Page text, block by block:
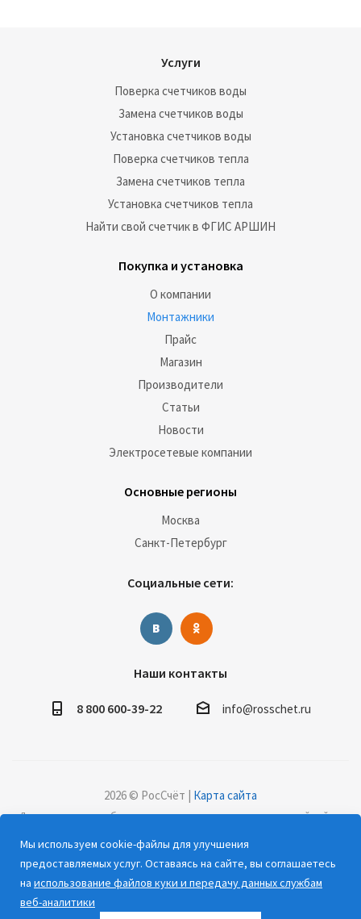
Услуги
Поверка счетчиков воды
Замена счетчиков воды
Установка счетчиков воды
Поверка счетчиков тепла
Замена счетчиков тепла
Установка счетчиков тепла
Найти свой счетчик в ФГИС АРШИН
Покупка и установка
О компании
Монтажники
Прайс
Магазин
Производители
Статьи
Новости
Электросетевые компании
Основные регионы
Москва
Санкт-Петербург
Социальные сети:
Наши контакты
8 800 600-39-22 info@rosschet.ru
2026 © РосСчёт | Карта сайта
Дорогие клиенты, обращаем ваше внимание на то, что данный сайт и
на сайте, носят информационный характер и ни при каких условиях не
являются публичной офертой, определяемой положениями Статьи 437
(2) Гражданского кодекса РФ.
Мы используем cookie-файлы для улучшения
предоставляемых услуг. Оставаясь на сайте, вы соглашаетесь
на использование файлов куки и передачу данных службам
веб-аналитики